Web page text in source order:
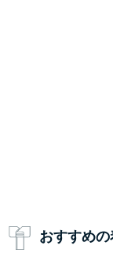
おすすめ